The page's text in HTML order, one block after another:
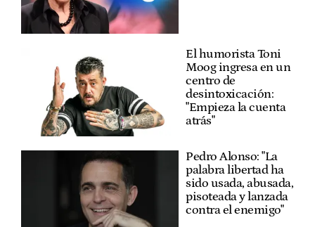
El humorista Toni
Moog ingresa en un
centro de
desintoxicación:
"Empieza la cuenta
atrás"
Pedro Alonso: "La
palabra libertad ha
sido usada, abusada,
pisoteada y lanzada
contra el enemigo"